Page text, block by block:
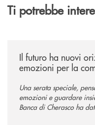
Ti potrebbe
Il futuro ha nuovi
emozioni per la
Una serata speciale,
emozioni e guardare
Banca di Cherasco ha